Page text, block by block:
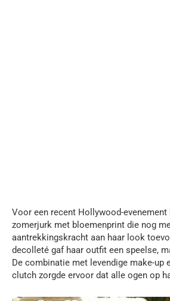
Voor een recent Hollywood-
zomerjurk met bloemenprint die nog
aantrekkingskracht aan haar look
decolleté gaf haar outfit een speelse,
De combinatie met levendige make-up
clutch zorgde ervoor dat alle ogen op